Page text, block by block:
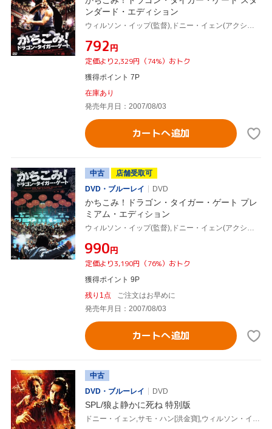
ンダード・エディション
ウィルソン・イップ(監督),ドニー・イェン(アクション監督、出演),ニコラス・ツェー[謝霆鋒]
¥792円
定価より2,329円（74%）おトク
獲得ポイント 7P
在庫あり
発売年月日：2007/08/03
カートへ追加
中古
店舗受取可
DVD・ブルーレイ
DVD
かちこみ！ドラゴン・タイガー・ゲート プレ
ミアム・エディション
ウィルソン・イップ(監督),ドニー・イェン(アクション監督、出演),ニコラス・ツェー[謝霆鋒]
¥990円
定価より3,190円（76%）おトク
獲得ポイント 9P
残り1点
ご注文はお早めに
発売年月日：2007/08/03
カートへ追加
中古
DVD・ブルーレイ
DVD
SPL/狼よ静かに死ね 特別版
ドニー・イェン,サモ・ハン[洪金寶],ウィルソン・イップ(監督),チャン・クォンウィン[陳光榮](音楽),ケン・チャン(音楽)